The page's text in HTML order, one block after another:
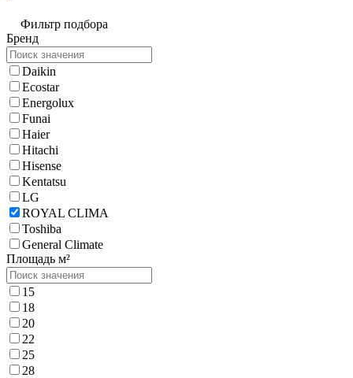
Фильтр подбора
Бренд
Daikin
Ecostar
Energolux
Funai
Haier
Hitachi
Hisense
Kentatsu
LG
ROYAL CLIMA
Toshiba
General Climate
Площадь м²
15
18
20
22
25
28